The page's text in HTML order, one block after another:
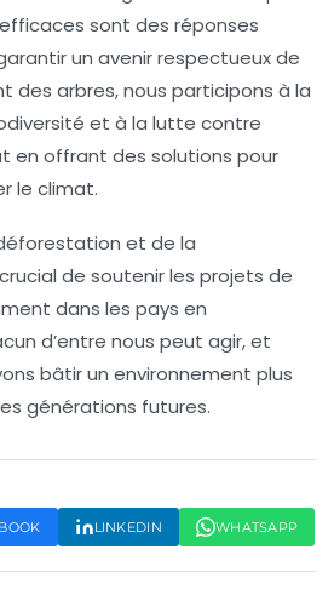
sont des réponses
un avenir respectueux de
des arbres, nous participons à la
et à la lutte contre
en offrant des solutions pour
le climat.
et de la
de soutenir les projets de
dans les pays en
d’entre nous peut agir, et
bâtir un environnement plus
générations futures.
LINKEDIN WHATSAPP